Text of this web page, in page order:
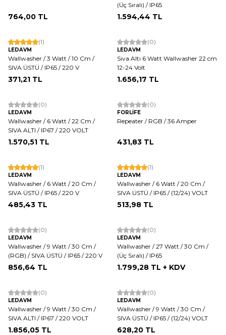
764,00 TL
(Üç Sıralı) / IP65
1.594,44 TL
(1)
LEDAVM
Wallwasher / 3 Watt / 10 Cm /
SIVA ÜSTÜ / IP65 / 220 V
371,21 TL
(0)
LEDAVM
Sıva Altı 6 Watt Wallwasher 22 cm
12-24 Volt
1.656,17 TL
(0)
LEDAVM
Wallwasher / 6 Watt / 22 Cm /
SIVA ALTI / IP67 / 220 VOLT
1.570,51 TL
(0)
FORLİFE
Repeater / RGB / 36 Amper
431,83 TL
(1)
LEDAVM
Wallwasher / 6 Watt / 20 Cm /
SIVA ÜSTÜ / IP65 / 220 V
485,43 TL
(1)
LEDAVM
Wallwasher / 6 Watt / 20 Cm /
SIVA ÜSTÜ / IP65 / (12/24) VOLT
513,98 TL
(0)
LEDAVM
Wallwasher / 9 Watt / 30 Cm /
(RGB) / SIVA ÜSTÜ / IP65 / 220 V
856,64 TL
(0)
LEDAVM
Wallwasher / 27 Watt / 30 Cm /
(Üç Sıralı) / IP65
1.799,28 TL + KDV
(0)
LEDAVM
Wallwasher / 9 Watt / 30 Cm /
SIVA ALTI / IP67 / 220 VOLT
1.856,05 TL
(0)
LEDAVM
Wallwasher / 9 Watt / 30 Cm /
SIVA ÜSTÜ / IP65 / (12/24) VOLT
628,20 TL